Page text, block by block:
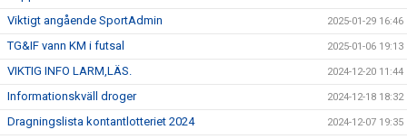
Viktigt angående SportAdmin 2025-01-29 16:46
TG&IF vann KM i futsal 2025-01-06 19:13
VIKTIG INFO LARM,LÄS. 2024-12-20 11:44
Informationskväll droger 2024-12-18 18:32
Dragningslista kontantlotteriet 2024 2024-12-07 19:35